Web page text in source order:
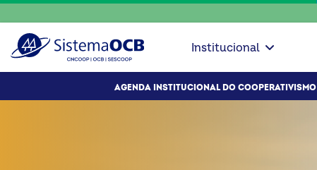
Institucional
AGENDA INSTITUCIONAL DO COOPERATIVISMO